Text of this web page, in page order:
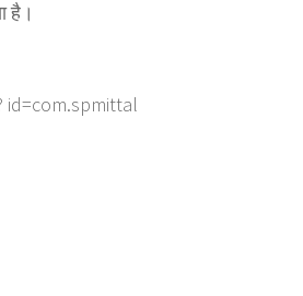
है।
id=com.spmittal